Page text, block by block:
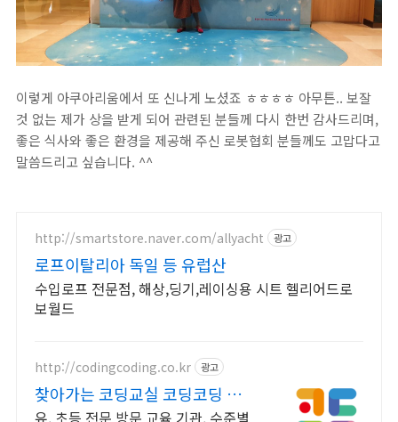
이렇게 아쿠아리움에서 또 신나게 노셨죠 ㅎㅎㅎㅎ 아무튼.. 보잘
것 없는 제가 상을 받게 되어 관련된 분들께 다시 한번 감사드리며,
좋은 식사와 좋은 환경을 제공해 주신 로봇협회 분들께도 고맙다고
말씀드리고 싶습니다. ^^
http://smartstore.naver.com/allyacht 광고
로프이탈리아 독일 등 유럽산
수입로프 전문점, 해상,딩기,레이싱용 시트 헬리어드로
보월드
http://codingcoding.co.kr 광고
찾아가는 코딩교실 코딩코딩 유아
코딩 시대, 유아맞춤교육